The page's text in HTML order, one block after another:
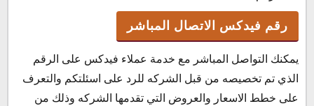
رقم فيدكس الاتصال المباشر
يمكنك التواصل المباشر مع خدمة عملاء فيدكس على الرقم
الذي تم تخصيصه من قبل الشركه للرد على اسئلتكم والتعرف
على خطط الاسعار والعروض التي تقدمها الشركه وذلك من